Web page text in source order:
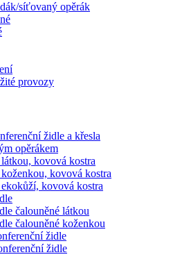
síťovaný opěrák
provozy
židle a křesla
opěrákem
kovová kostra
kovová kostra
kovová kostra
čalouněné látkou
čalouněné koženkou
židle
židle